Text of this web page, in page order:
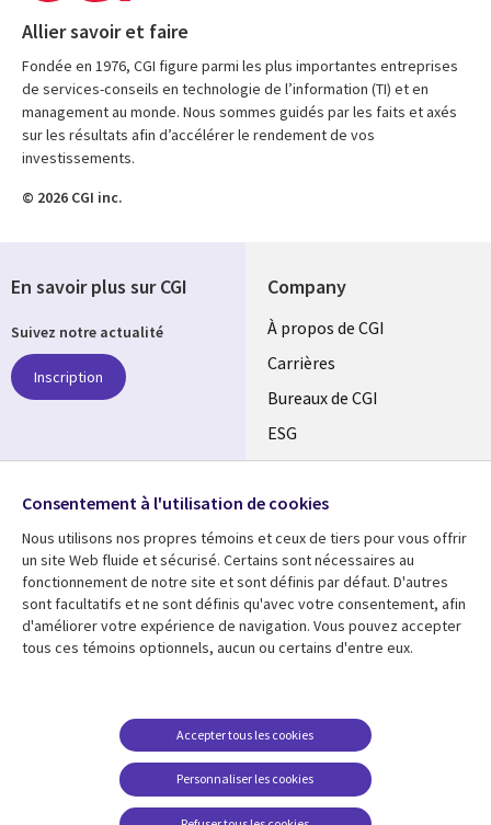
Allier savoir et faire
Fondée en 1976, CGI figure parmi les plus importantes entreprises
de services-conseils en technologie de l’information (TI) et en
management au monde. Nous sommes guidés par les faits et axés
sur les résultats afin d’accélérer le rendement de vos
investissements.
© 2026 CGI inc.
Company
Useful
links
CANADA
FR
À propos de CGI
Carrières
Bureaux de CGI
ESG
Alliances
Ressources
Library
CANADA
Articles
Communiqués
Support
Legal
FR
Restrictions et
Confidentialité
Accessibilité
Centre de gestion des
témoins
En savoir plus sur CGI
Suivez notre actualité
Inscription
Media
CANADA
Consentement à l'utilisation de cookies
Nous utilisons nos propres témoins et ceux de tiers pour vous offrir
un site Web fluide et sécurisé. Certains sont nécessaires au
fonctionnement de notre site et sont définis par défaut. D'autres
sont facultatifs et ne sont définis qu'avec votre consentement, afin
d'améliorer votre expérience de navigation. Vous pouvez accepter
tous ces témoins optionnels, aucun ou certains d'entre eux.
Personnaliser les cookies
Accepter tous les cookies